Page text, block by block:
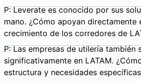
P: Leverate es conocido por sus
mano. ¿Cómo apoyan directamente
crecimiento de los corredores de
P: Las empresas de utilería también
significativamente en LATAM.
estructura y necesidades